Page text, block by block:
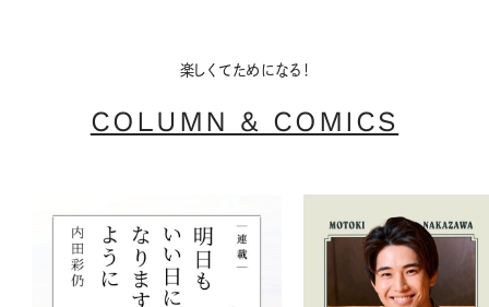
楽しくてためになる！
COLUMN & COMICS